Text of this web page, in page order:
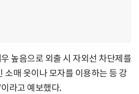
높음으로 외출 시 자외선 차단제를
소매 옷이나 모자를 이용하는 등 강
라고 예보했다.